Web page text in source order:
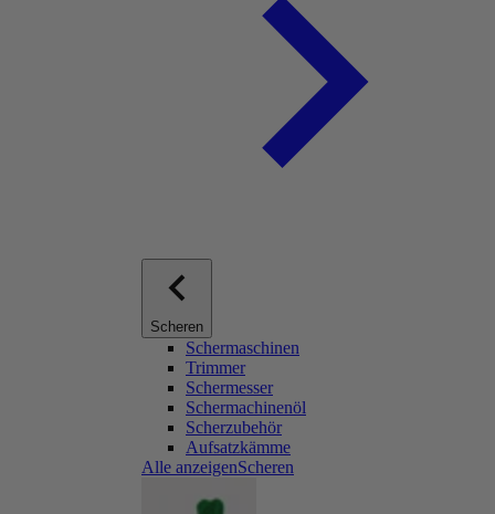
Scheren
Schermaschinen
Trimmer
Schermesser
Schermachinenöl
Scherzubehör
Aufsatzkämme
Alle anzeigenScheren